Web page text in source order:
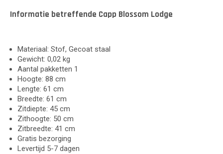
Informatie betreffende Capp Blossom Lodge
Materiaal: Stof, Gecoat staal
Gewicht: 0,02 kg
Aantal pakketten 1
Hoogte: 88 cm
Lengte: 61 cm
Breedte: 61 cm
Zitdiepte: 45 cm
Zithoogte: 50 cm
Zitbreedte: 41 cm
Gratis bezorging
Levertijd 5-7 dagen